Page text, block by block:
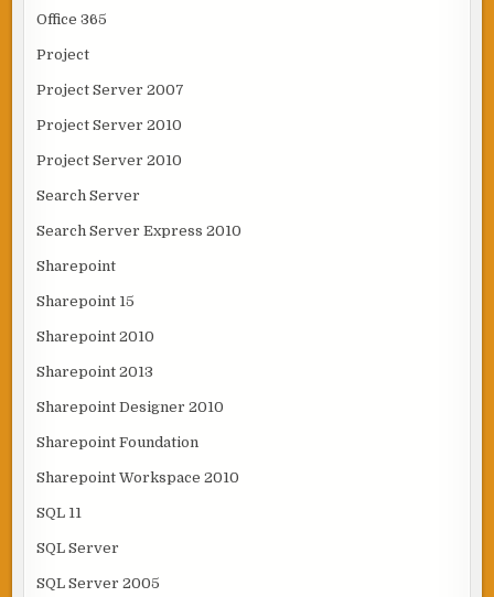
Office 365
Project
Project Server 2007
Project Server 2010
Project Server 2010
Search Server
Search Server Express 2010
Sharepoint
Sharepoint 15
Sharepoint 2010
Sharepoint 2013
Sharepoint Designer 2010
Sharepoint Foundation
Sharepoint Workspace 2010
SQL 11
SQL Server
SQL Server 2005